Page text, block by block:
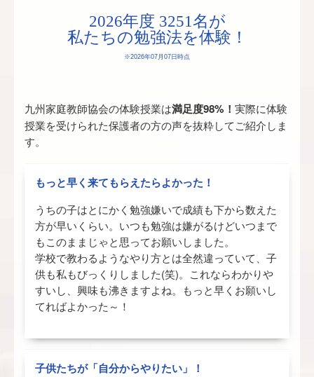
2026年度 3251名が
私たちの勉強法を体験！
※2026年07月07日時点
九州家庭教師協会の体験授業は満足度98%！ 実際に体験
授業を受けられた保護者の方の声を抜粋してご紹介しま
す。
もっと早く来てもらえたらよかった！
うちの子はとにかく勉強嫌いで成績も下から数えた
方が早いくらい。いつも勉強は嫌がるけどいつまで
もこのままじゃと思ってお願いしました。
学校で教わるようなやり方とは全然違っていて、子
供も私もびっくりしました(笑)。これならわかりや
すいし、興味も沸きますよね。もっと早くお願いし
てればよかった～！
子供たちが「自分からやりたい」！